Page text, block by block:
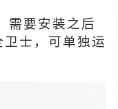
需要安装之后
士，可单独运